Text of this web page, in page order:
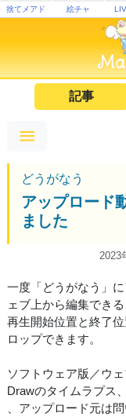
捨てメアド 絵チャ
記事
どうがなう
アップロード
ました
2023
一度「どうがなう」
ェブ上から編集でき
再生開始位置と終了
ロップできます。
ソフトウェア版／ウ
Drawのタイムラプス
、アップロード元は問